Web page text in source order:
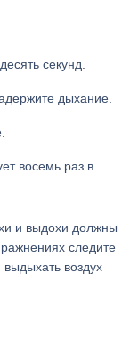
секунд.
дыхание.
восемь раз в
и выдохи должны
следите
воздух